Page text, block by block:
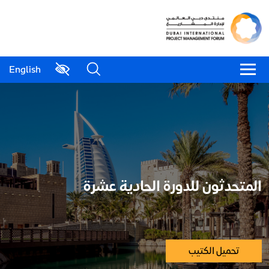
English
المتحدثون للدورة الحادية عشرة
تحميل الكتيب